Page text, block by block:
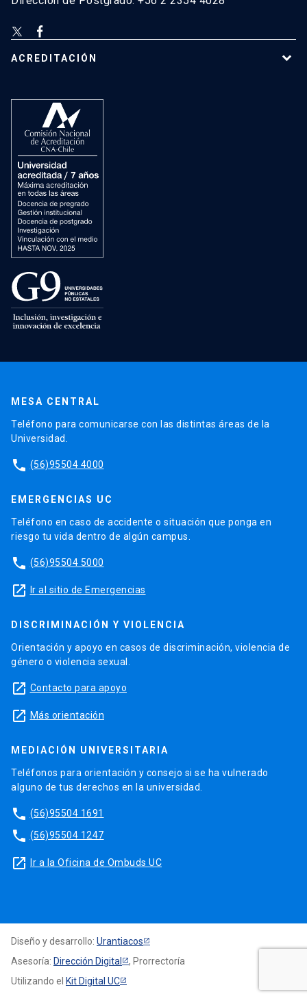
ACREDITACIÓN
MESA CENTRAL
Teléfono para comunicarse con las distintas áreas de la
Universidad.
phone (56)95504 4000
EMERGENCIAS UC
Teléfono en caso de accidente o situación que ponga en
riesgo tu vida dentro de algún campus.
phone (56)95504 5000
launch Ir al sitio de Emergencias
DISCRIMINACIÓN Y VIOLENCIA
Orientación y apoyo en casos de discriminación, violencia de
género o violencia sexual.
launch Contacto para apoyo
launch Más orientación
MEDIACIÓN UNIVERSITARIA
Teléfonos para orientación y consejo si se ha vulnerado
alguno de tus derechos en la universidad.
phone (56)95504 1691
phone (56)95504 1247
launch Ir a la Oficina de Ombuds UC
Diseño y desarrollo: Urantiacos
Asesoría: Dirección Digital
, Prorrectoría
Utilizando el Kit Digital UC